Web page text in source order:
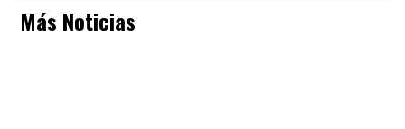
Más Noticias